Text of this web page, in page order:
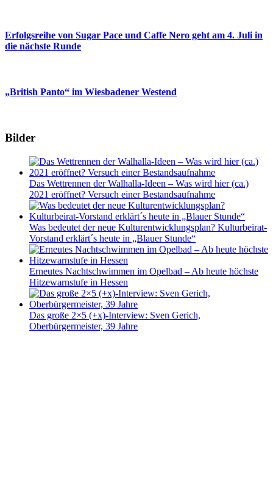
Erfolgsreihe von Sugar Pace und Caffe Nero geht am 4. Juli in
die nächste Runde
„British Panto“ im Wiesbadener Westend
Bilder
Das Wettrennen der Walhalla-Ideen – Was wird hier (ca.)
2021 eröffnet? Versuch einer Bestandsaufnahme
Was bedeutet der neue Kulturentwicklungsplan? Kulturbeirat-
Vorstand erklärt´s heute in „Blauer Stunde“
Erneutes Nachtschwimmen im Opelbad – Ab heute höchste
Hitzewarnstufe in Hessen
Das große 2×5 (+x)-Interview: Sven Gerich,
Oberbürgermeister, 39 Jahre